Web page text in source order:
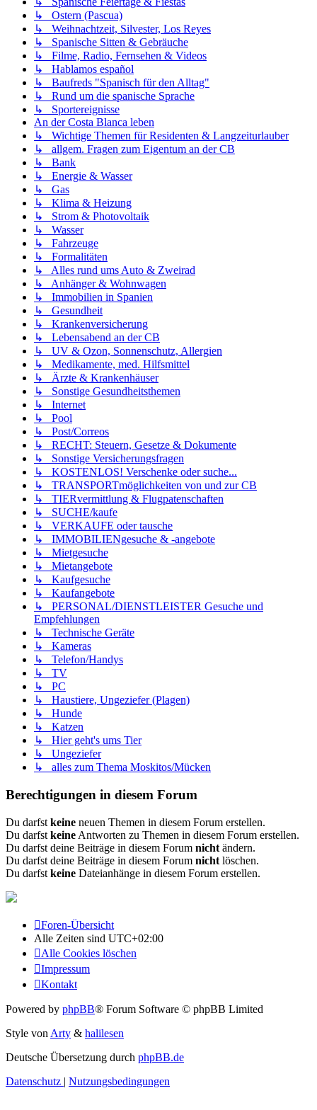
↳ Ostern (Pascua)
↳ Weihnachtzeit, Silvester, Los Reyes
↳ Spanische Sitten & Gebräuche
↳ Filme, Radio, Fernsehen & Videos
↳ Hablamos español
↳ Baufreds "Spanisch für den Alltag"
↳ Rund um die spanische Sprache
↳ Sportereignisse
An der Costa Blanca leben
↳ Wichtige Themen für Residenten & Langzeiturlauber
↳ allgem. Fragen zum Eigentum an der CB
↳ Bank
↳ Energie & Wasser
↳ Gas
↳ Klima & Heizung
↳ Strom & Photovoltaik
↳ Wasser
↳ Fahrzeuge
↳ Formalitäten
↳ Alles rund ums Auto & Zweirad
↳ Anhänger & Wohnwagen
↳ Immobilien in Spanien
↳ Gesundheit
↳ Krankenversicherung
↳ Lebensabend an der CB
↳ UV & Ozon, Sonnenschutz, Allergien
↳ Medikamente, med. Hilfsmittel
↳ Ärzte & Krankenhäuser
↳ Sonstige Gesundheitsthemen
↳ Internet
↳ Pool
↳ Post/Correos
↳ RECHT: Steuern, Gesetze & Dokumente
↳ Sonstige Versicherungsfragen
↳ KOSTENLOS! Verschenke oder suche...
↳ TRANSPORTmöglichkeiten von und zur CB
↳ TIERvermittlung & Flugpatenschaften
↳ SUCHE/kaufe
↳ VERKAUFE oder tausche
↳ IMMOBILIENgesuche & -angebote
↳ Mietgesuche
↳ Mietangebote
↳ Kaufgesuche
↳ Kaufangebote
↳ PERSONAL/DIENSTLEISTER Gesuche und
Empfehlungen
↳ Technische Geräte
↳ Kameras
↳ Telefon/Handys
↳ TV
↳ PC
↳ Haustiere, Ungeziefer (Plagen)
↳ Hunde
↳ Katzen
↳ Hier geht's ums Tier
↳ Ungeziefer
↳ alles zum Thema Moskitos/Mücken
Berechtigungen in diesem Forum
Du darfst keine neuen Themen in diesem Forum erstellen.
Du darfst keine Antworten zu Themen in diesem Forum erstellen.
Du darfst deine Beiträge in diesem Forum nicht ändern.
Du darfst deine Beiträge in diesem Forum nicht löschen.
Du darfst keine Dateianhänge in diesem Forum erstellen.
Foren-Übersicht
Alle Zeiten sind UTC+02:00
Alle Cookies löschen
Impressum
Kontakt
Powered by phpBB® Forum Software © phpBB Limited
Style von Arty & halilesen
Deutsche Übersetzung durch phpBB.de
Datenschutz | Nutzungsbedingungen